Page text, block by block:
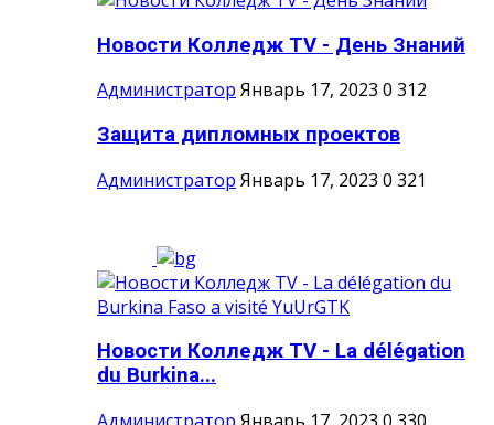
Новости Колледж TV - День Знаний
Администратор Январь 17, 2023 0 312
Защита дипломных проектов
Администратор Январь 17, 2023 0 321
Новости Колледж TV - La délégation
du Burkina...